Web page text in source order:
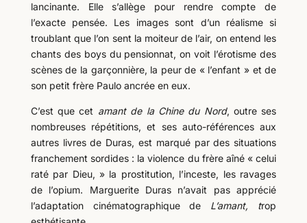
lancinante. Elle s’allège pour rendre compte de
l’exacte pensée. Les images sont d’un réalisme si
troublant que l’on sent la moiteur de l’air, on entend les
chants des boys du pensionnat, on voit l’érotisme des
scènes de la garçonnière, la peur de « l’enfant » et de
son petit frère Paulo ancrée en eux.
C’est que cet amant de la Chine du Nord, outre ses
nombreuses répétitions, et ses auto-références aux
autres livres de Duras, est marqué par des situations
franchement sordides : la violence du frère aîné « celui
raté par Dieu, » la prostitution, l’inceste, les ravages
de l’opium. Marguerite Duras n’avait pas apprécié
l’adaptation cinématographique de L’amant, trop